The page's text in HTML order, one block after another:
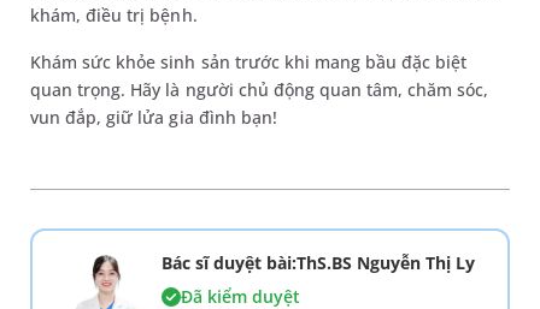
khám, điều trị bệnh.
Khám sức khỏe sinh sản trước khi mang bầu đặc biệt
quan trọng. Hãy là người chủ động quan tâm, chăm sóc,
vun đắp, giữ lửa gia đình bạn!
Bác sĩ duyệt bài:ThS.BS Nguyễn Thị Ly
Đã kiểm duyệt